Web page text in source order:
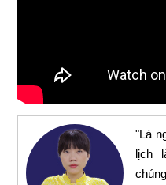
"Là
lịch